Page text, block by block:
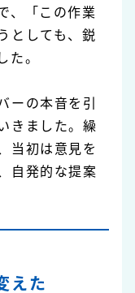
、「この作業
としても、鋭
。
ーの本音を引
きました。繰
当初は意見を
自発的な提案
えた